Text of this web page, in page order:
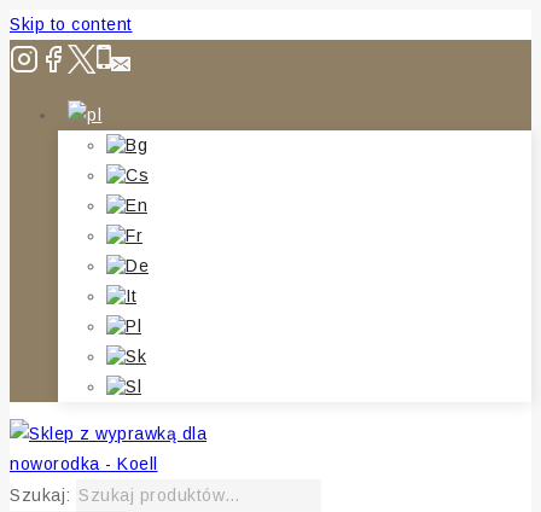
Skip to content
Szukaj: